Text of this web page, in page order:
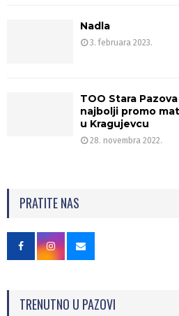
Nadla
3. februara 2023.
TOO Stara
najbolji promo
u Kragujevcu
28. novembra 2022.
PRATITE NAS
TRENUTNO U PAZOVI